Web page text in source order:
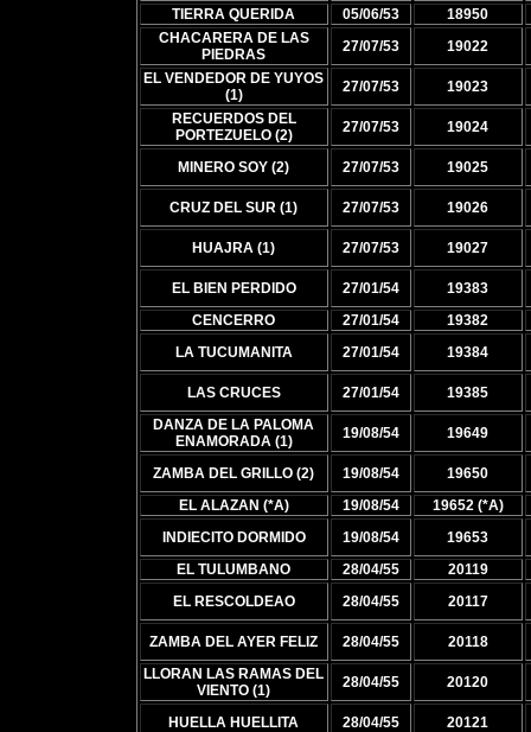
TIERRA QUERIDA
05/06/53
18950
CHACARERA DE LAS
PIEDRAS
27/07/53
19022
EL VENDEDOR DE YUYOS
(1)
27/07/53
19023
RECUERDOS DEL
PORTEZUELO (2)
27/07/53 19024
MINERO SOY (2) 27/07/53 19025
CRUZ DEL SUR (1) 27/07/53 19026
HUAJRA (1) 27/07/53 19027
EL BIEN PERDIDO 27/01/54
19383
CENCERRO
27/01/54
19382
LA TUCUMANITA
27/01/54 19384
LAS CRUCES 27/01/54
19385
DANZA DE LA PALOMA
ENAMORADA (1)
19/08/54 19649
ZAMBA DEL GRILLO (2) 19/08/54
19650
EL ALAZAN (*A)
19/08/54
19652 (*A)
INDIECITO DORMIDO
19/08/54
19653
EL TULUMBANO
28/04/55
20119
EL RESCOLDEAO
28/04/55 20117
ZAMBA DEL AYER FELIZ 28/04/55
20118
LLORAN LAS RAMAS DEL
VIENTO (1)
28/04/55 20120
HUELLA HUELLITA 28/04/55 20121